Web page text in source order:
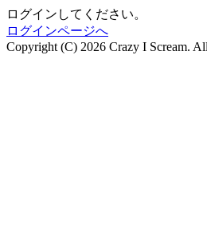
ログインしてください。
ログインページへ
Copyright (C) 2026 Crazy I Scream.